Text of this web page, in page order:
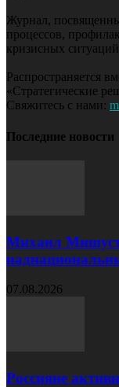
Журнал,
процессов,
кризисных
Распространяется
«Стратегические
Свяжитесь с нами:
Последние новости
Михаил
07.08.2026
Россияне